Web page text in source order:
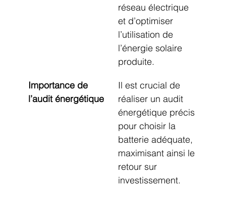
réseau électrique
et d’optimiser
l’utilisation de
l’énergie solaire
produite.
Importance de
l’audit énergétique
Il est crucial de
réaliser un audit
énergétique précis
pour choisir la
batterie adéquate,
maximisant ainsi le
retour sur
investissement.